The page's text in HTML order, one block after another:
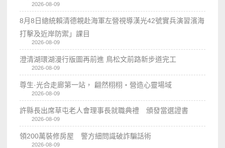
2026-08-09
8月8日總統賴清德親赴海軍左營視導漢光42號實兵演習濱海
打擊及近岸防禦」課目
2026-08-09
澄清湖環湖漫行版圖再前進 鳥松文前路新步道完工
2026-08-09
尊生·光合走廊第一站， 翩然栩栩・營造心靈場域
2026-08-09
許縣長出席草屯老人會理事長就職典禮 頒發當選證書
2026-08-09
領200萬裝修房屋 警方細問識破詐騙話術
2026-08-09